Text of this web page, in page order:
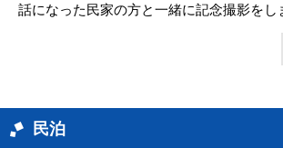
話になった民家の方と一緒に記念撮影をし
民泊